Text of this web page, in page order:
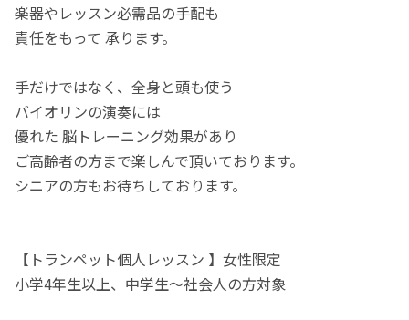
楽器やレッスン必需品の手配も
責任をもって 承ります。
手だけではなく、全身と頭も使う
バイオリンの演奏には
優れた 脳トレーニング効果があり
ご高齢者の方まで楽しんで頂いております。
シニアの方もお待ちしております。
【トランペット個人レッスン 】女性限定
小学4年生以上、中学生〜社会人の方対象